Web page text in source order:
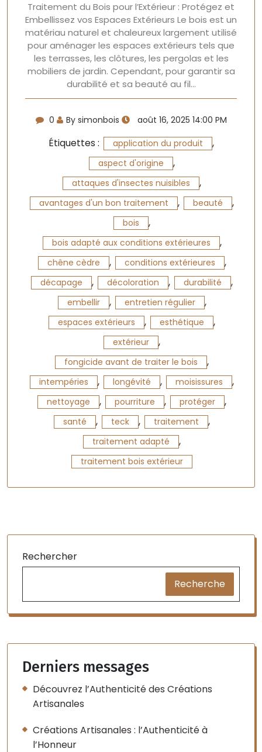
Traitement du Bois pour l’Extérieur : Protégez et
Embellissez vos Espaces Extérieurs Le bois est un
matériau naturel et chaleureux largement utilisé
pour aménager les espaces extérieurs tels que
les terrasses, les clôtures, les pergolas et les
mobiliers de jardin. Cependant, pour garantir sa
durabilité et sa beauté au fil…
0 By simonbois août 16, 2025 14:00 PM
Étiquettes : application du produit ,
aspect d'origine ,
attaques d'insectes nuisibles ,
avantages d'un bon traitement , beauté ,
bois ,
bois adapté aux conditions extérieures ,
chêne cèdre , conditions extérieures ,
décapage , décoloration , durabilité ,
embellir , entretien régulier ,
espaces extérieurs , esthétique ,
extérieur ,
fongicide avant de traiter le bois ,
intempéries , longévité , moisissures ,
nettoyage , pourriture , protéger ,
santé , teck , traitement ,
traitement adapté ,
traitement bois extérieur
Rechercher
Recherche
Derniers messages
Découvrez l’Authenticité des Créations
Artisanales
Créations Artisanales : l’Authenticité à
l’Honneur